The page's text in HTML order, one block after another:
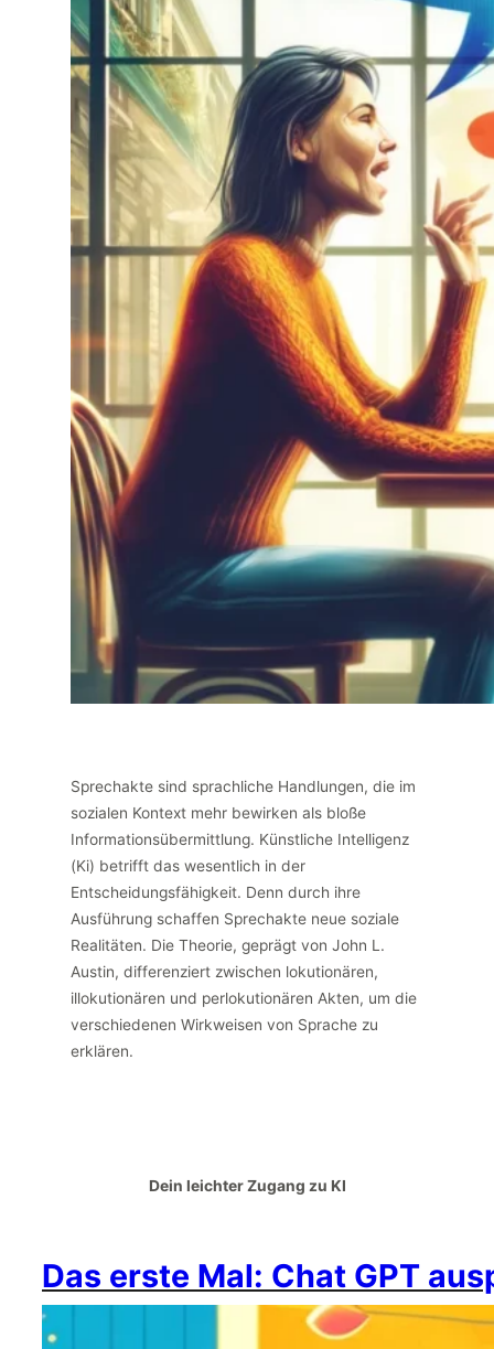
Sprechakte sind sprachliche Handlungen, die im
sozialen Kontext mehr bewirken als bloße
Informationsübermittlung. Künstliche Intelligenz
(Ki) betrifft das wesentlich in der
Entscheidungsfähigkeit. Denn durch ihre
Ausführung schaffen Sprechakte neue soziale
Realitäten. Die Theorie, geprägt von John L.
Austin, differenziert zwischen lokutionären,
illokutionären und perlokutionären Akten, um die
verschiedenen Wirkweisen von Sprache zu
erklären.
Dein leichter Zugang zu KI
Das erste Mal: Chat GPT